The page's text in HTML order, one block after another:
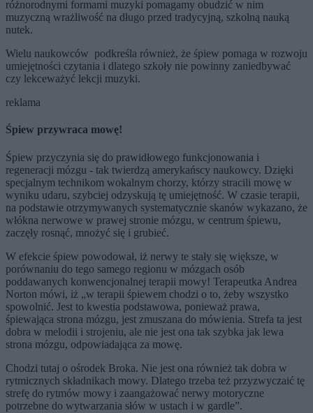
różnorodnymi formami muzyki pomagamy obudzić w nim
muzyczną wrażliwość na długo przed tradycyjną, szkolną nauką
nutek.
Wielu naukowców podkreśla również, że śpiew pomaga w rozwoju
umiejętności czytania i dlatego szkoły nie powinny zaniedbywać
czy lekceważyć lekcji muzyki.
reklama
Śpiew przywraca mowę!
Śpiew przyczynia się do prawidłowego funkcjonowania i
regeneracji mózgu - tak twierdzą amerykańscy naukowcy. Dzięki
specjalnym technikom wokalnym chorzy, którzy stracili mowę w
wyniku udaru, szybciej odzyskują tę umiejętność. W czasie terapii,
na podstawie otrzymywanych systematycznie skanów wykazano, że
włókna nerwowe w prawej stronie mózgu, w centrum śpiewu,
zaczęły rosnąć, mnożyć się i grubieć.
W efekcie śpiew powodował, iż nerwy te stały się większe, w
porównaniu do tego samego regionu w mózgach osób
poddawanych konwencjonalnej terapii mowy! Terapeutka Andrea
Norton mówi, iż „w terapii śpiewem chodzi o to, żeby wszystko
spowolnić. Jest to kwestia podstawowa, ponieważ prawa,
śpiewająca strona mózgu, jest zmuszana do mówienia. Strefa ta jest
dobra w melodii i strojeniu, ale nie jest ona tak szybka jak lewa
strona mózgu, odpowiadająca za mowę.
Chodzi tutaj o ośrodek Broka. Nie jest ona również tak dobra w
rytmicznych składnikach mowy. Dlatego trzeba też przyzwyczaić tę
strefę do rytmów mowy i zaangażować nerwy motoryczne
potrzebne do wytwarzania słów w ustach i w gardle”.